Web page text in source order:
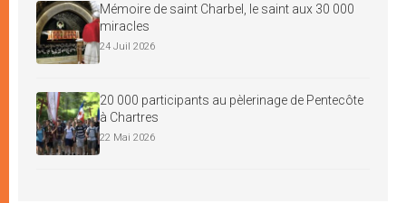
Mémoire de saint Charbel, le saint aux 30 000
miracles
24 Juil 2026
20 000 participants au pèlerinage de Pentecôte
à Chartres
22 Mai 2026